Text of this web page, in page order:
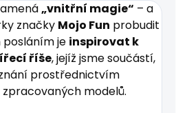
„vnitřní magie“ – a
značky Mojo Fun probudit
posláním je inspirovat k
říše, jejíž jsme součástí,
prostřednictvím
modelů.